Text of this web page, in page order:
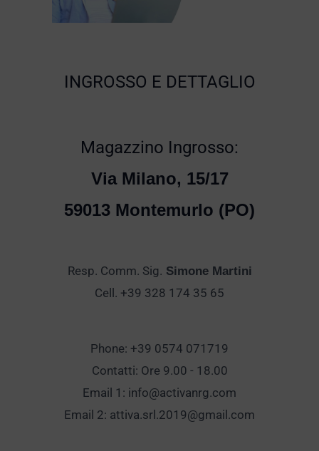
INGROSSO E DETTAGLIO
Magazzino Ingrosso:
Via Milano, 15/17
59013 Montemurlo (PO)
Resp. Comm. Sig. Simone Martini
Cell. +39 328 174 35 65
Phone: +39 0574 071719
Contatti: Ore 9.00 - 18.00
Email 1: info@activanrg.com
Email 2: attiva.srl.2019@gmail.com